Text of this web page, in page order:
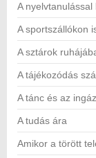
A
A sportszállókon
A sztárok
A tájékozódás
A tánc és az
A tudás ára
Amikor a törött